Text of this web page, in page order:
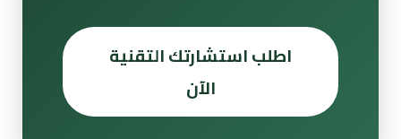
اطلب استشارتك التقنية
الآن